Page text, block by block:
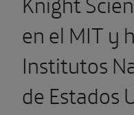
en el MIT y
Institutos
de Estados